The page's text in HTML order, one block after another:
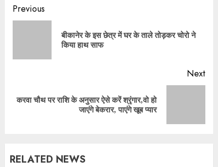
Continue
Reading
Previous
बीकानेर के इस छेत्र में घर के ताले तोड़कर चोरो ने
किया हाथ साफ
Next
Next
करवा चौथ पर राशि के अनुसार ऐसे करें श्रृंगार,वो हो
जाएंगे बेकरार, पाएंगे खूब प्यार
RELATED NEWS